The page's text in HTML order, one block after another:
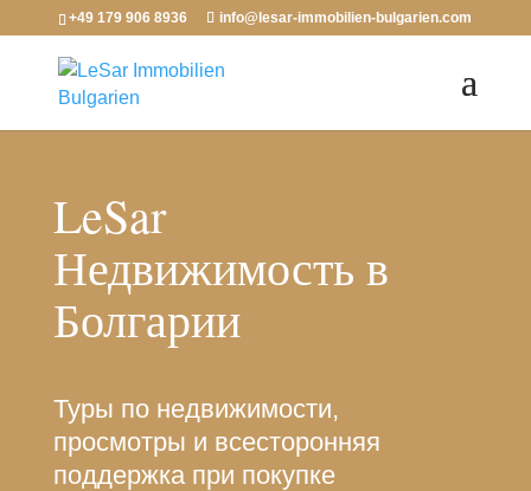
+49 179 906 8936 info@lesar-immobilien-bulgarien.com
LeSar
Недвижимость в
Болгарии
Туры по недвижимости,
просмотры и всесторонняя
поддержка при покупке